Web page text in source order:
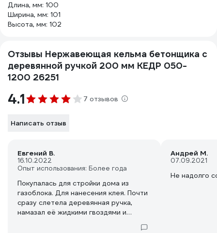
Длина, мм: 100
Ширина, мм: 101
Высота, мм: 102
Отзывы Нержавеющая кельма бетонщика с
деревянной ручкой 200 мм КЕДР 050-
1200 26251
4.1 7 отзывов
Написать отзыв
Евгений В.
16.10.2022
Опыт использования: Более года
Покупалась для стройки дома из
газоблока. Для нанесения клея. Почти
сразу слетела деревянная ручка,
намазал её жидкими гвоздями и
Андрей М.
07.09.2021
Не надолго